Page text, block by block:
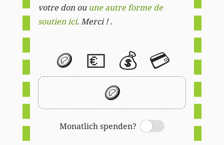
votre don ou une autre forme de
soutien ici. Merci ! .
🪙 💶 💰 💳
🪙
Monatlich spenden?
Switch